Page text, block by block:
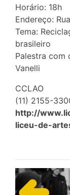
Horário: 18h
Endereço:
Tema:
brasileiro
Palestra com
Vanelli
CCLAO
(11) 2155-
http://
liceu-de-